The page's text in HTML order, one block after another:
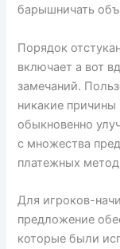
барышничать
Порядок
включает а вот
замечаний.
никакие причины
обыкновенно
с множества
платежных
Для игроков-
предложение
которые были